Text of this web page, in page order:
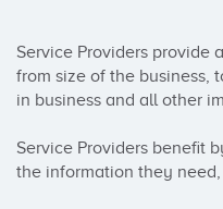
Service Providers provide
from size of the business,
in business and all other
Service Providers benefit
the information they